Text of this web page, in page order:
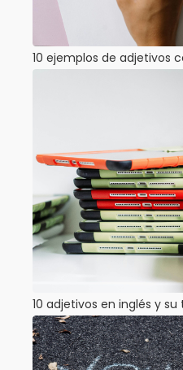
10 ejemplos de adjetivos
10 adjetivos en inglés y